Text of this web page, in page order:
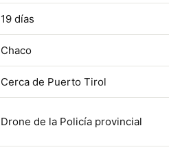
19 días
Chaco
Cerca de Puerto Tirol
Drone de la Policía provincial